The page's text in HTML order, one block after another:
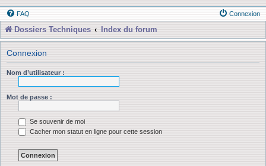
FAQ Connexion
Dossiers Techniques Index du forum
Connexion
Nom d’utilisateur :
Mot de passe :
Se souvenir de moi
Cacher mon statut en ligne pour cette session